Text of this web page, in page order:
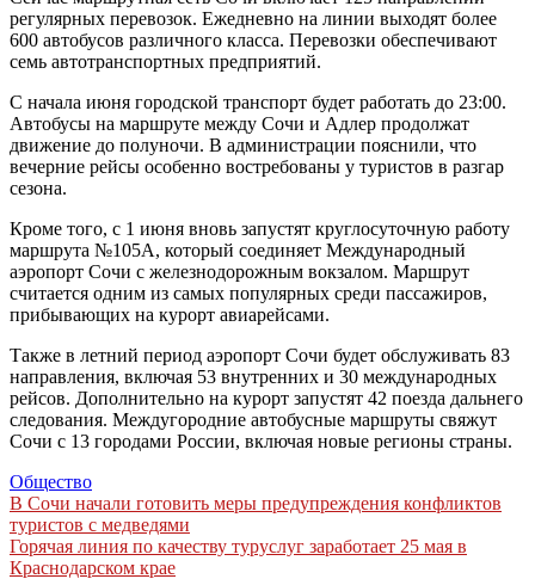
регулярных перевозок. Ежедневно на линии выходят более
600 автобусов различного класса. Перевозки обеспечивают
семь автотранспортных предприятий.
С начала июня городской транспорт будет работать до 23:00.
Автобусы на маршруте между Сочи и Адлер продолжат
движение до полуночи. В администрации пояснили, что
вечерние рейсы особенно востребованы у туристов в разгар
сезона.
Кроме того, с 1 июня вновь запустят круглосуточную работу
маршрута №105А, который соединяет Международный
аэропорт Сочи с железнодорожным вокзалом. Маршрут
считается одним из самых популярных среди пассажиров,
прибывающих на курорт авиарейсами.
Также в летний период аэропорт Сочи будет обслуживать 83
направления, включая 53 внутренних и 30 международных
рейсов. Дополнительно на курорт запустят 42 поезда дальнего
следования. Междугородние автобусные маршруты свяжут
Сочи с 13 городами России, включая новые регионы страны.
Общество
Навигация
по
записям
В Сочи начали готовить меры предупреждения конфликтов
туристов с медведями
Горячая линия по качеству туруслуг заработает 25 мая в
Краснодарском крае